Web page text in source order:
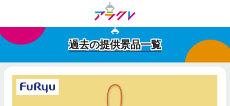
過去の提供景品一覧